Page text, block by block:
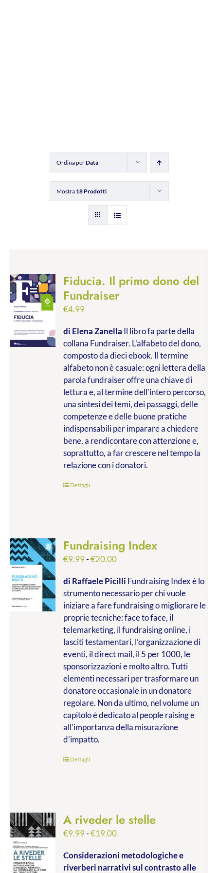
Ordina perData
Mostra 18 Prodotti
Fiducia. Il primo dono del
Fundraiser
€4.99
di Elena Zanella Il libro fa parte della
collana Fundraiser. L’alfabeto del dono,
composto da dieci ebook. Il termine
alfabeto non è casuale: ogni lettera della
parola fundraiser offre una chiave di
lettura e, al termine dell’intero percorso,
una sintesi dei temi, dei passaggi, delle
competenze e delle buone pratiche
indispensabili per imparare a chiedere
bene, a rendicontare con attenzione e,
soprattutto, a far crescere nel tempo la
relazione con i donatori.
Dettagli
Fundraising Index
€9.99-€20.00Fascia
prezzo:
da
€9.99
a
€20.00
di Raffaele Picilli Fundraising Index è lo
strumento necessario per chi vuole
iniziare a fare fundraising o migliorare le
proprie tecniche: face to face, il
telemarketing, il fundraising online, i
lasciti testamentari, l’organizzazione di
eventi, il direct mail, il 5 per 1000, le
sponsorizzazioni e molto altro. Tutti
elementi necessari per trasformare un
donatore occasionale in un donatore
regolare. Non da ultimo, nel volume un
capitolo è dedicato al people raising e
all’importanza della misurazione
d’impatto.
Dettagli
A riveder le stelle
€9.99-€19.00Fascia
prezzo:
da
Considerazioni metodologiche e
riverberi narrativi sul contrasto alle